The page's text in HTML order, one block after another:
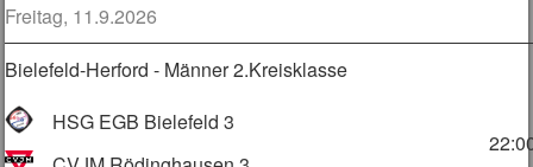
Freitag, 11.9.2026
Bielefeld-Herford - Männer 2.Kreisklasse
HSG EGB Bielefeld 3